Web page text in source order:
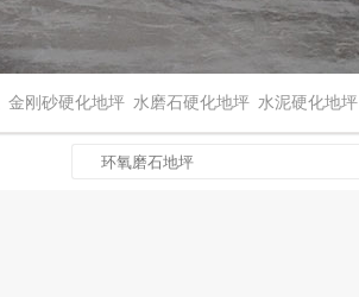
金刚砂硬化地坪 水磨石硬化地坪 水泥硬化地坪